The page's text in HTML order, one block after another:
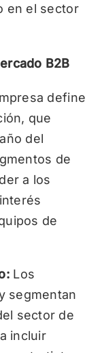
en el sector
B2B
define
que
del
de
a los
de
Los
segmentan
sector de
incluir